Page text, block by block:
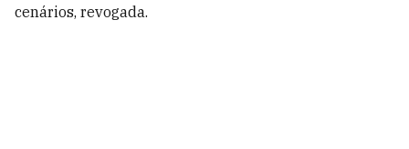
cenários, revogada.